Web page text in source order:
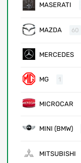
MASERATI
MAZDA 60
MERCEDES
MG 1
MICROCAR
MINI (BMW)
MITSUBISHI